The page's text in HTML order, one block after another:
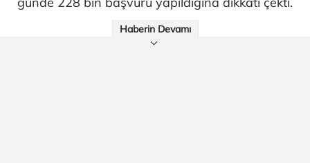
Haberin Devamı